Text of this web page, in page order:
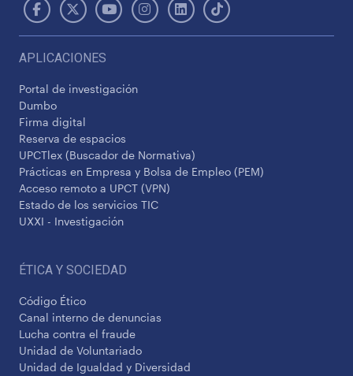
APLICACIONES
Portal de investigación
Dumbo
Firma digital
Reserva de espacios
UPCTlex (Buscador de Normativa)
Prácticas en Empresa y Bolsa de Empleo (PEM)
Acceso remoto a UPCT (VPN)
Estado de los servicios TIC
UXXI - Investigación
ÉTICA Y SOCIEDAD
Código Ético
Canal interno de denuncias
Lucha contra el fraude
Unidad de Voluntariado
Unidad de Igualdad y Diversidad